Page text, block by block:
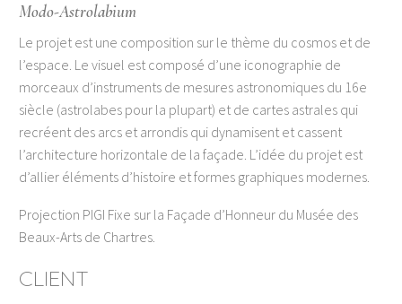
Modo-Astrolabium
Le projet est une composition sur le thème du cosmos et de
l’espace. Le visuel est composé d’une iconographie de
morceaux d’instruments de mesures astronomiques du 16e
siècle (astrolabes pour la plupart) et de cartes astrales qui
recréent des arcs et arrondis qui dynamisent et cassent
l’architecture horizontale de la façade. L’idée du projet est
d’allier éléments d’histoire et formes graphiques modernes.
Projection PIGI Fixe sur la Façade d’Honneur du Musée des
Beaux-Arts de Chartres.
CLIENT